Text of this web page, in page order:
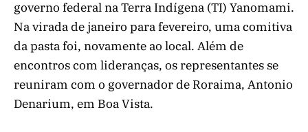
governo federal na Terra Indígena (TI) Yanomami.
Na virada de janeiro para fevereiro, uma comitiva
da pasta foi, novamente ao local. Além de
encontros com lideranças, os representantes se
reuniram com o governador de Roraima, Antonio
Denarium, em Boa Vista.